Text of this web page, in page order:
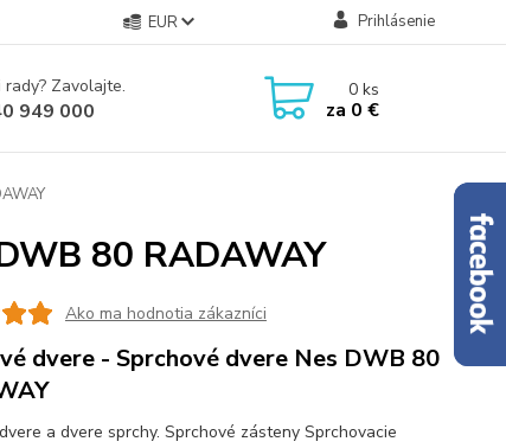
EUR Prihlásenie
Zavolajte.
949 000
0ks
za 0 €
80 RADAWAY
Ako ma hodnotia zákazníci
dvere - Sprchové dvere Nes DWB 80
a dvere sprchy. Sprchové zásteny Sprchovacie